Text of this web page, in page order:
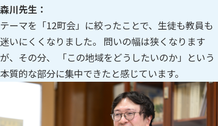
森川先生：
テーマを「12町会」に絞ったことで、生徒も教員も
迷いにくくなりました。 問いの幅は狭くなります
が、その分、 「この地域をどうしたいのか」という
本質的な部分に集中できたと感じています。